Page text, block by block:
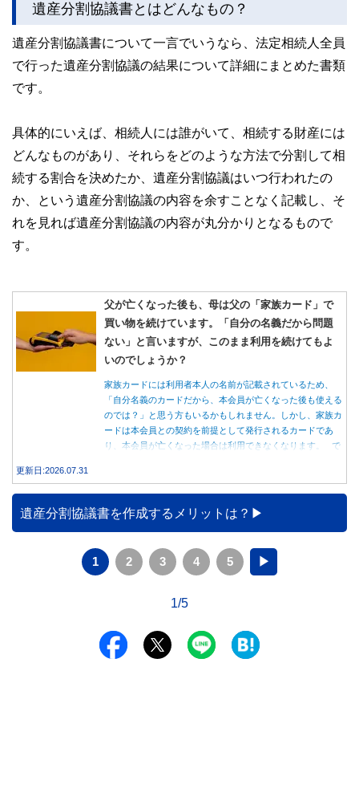
遺産分割協議書とはどんなもの？
遺産分割協議書について一言でいうなら、法定相続人全員
で行った遺産分割協議の結果について詳細にまとめた書類
です。
具体的にいえば、相続人には誰がいて、相続する財産には
どんなものがあり、それらをどのような方法で分割して相
続する割合を決めたか、遺産分割協議はいつ行われたの
か、という遺産分割協議の内容を余すことなく記載し、そ
れを見れば遺産分割協議の内容が丸分かりとなるもので
す。
父が亡くなった後も、母は父の「家族カード」で
買い物を続けています。「自分の名義だから問題
ない」と言いますが、このまま利用を続けてもよ
いのでしょうか？
家族カードには利用者本人の名前が記載されているため、
「自分名義のカードだから、本会員が亡くなった後も使える
のでは？」と思う方もいるかもしれません。しかし、家族カ
ードは本会員との契約を前提として発行されるカードであ
り、本会員が亡くなった場合は利用できなくなります。 で
族が行うべき手続きについて分かりやすく解説します。
更新日:2026.07.31
遺産分割協議書を作成するメリットは？
1 2 3 4 5 ▶
1/5